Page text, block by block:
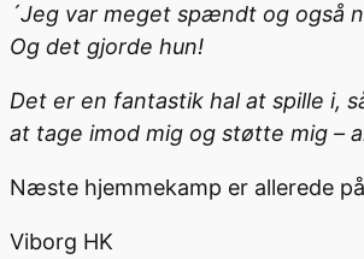
´Jeg var meget spændt og også
Og det gjorde hun!
Det er en fantastik hal at spille i,
at tage imod mig og støtte mig –
Næste hjemmekamp er allerede
Viborg HK